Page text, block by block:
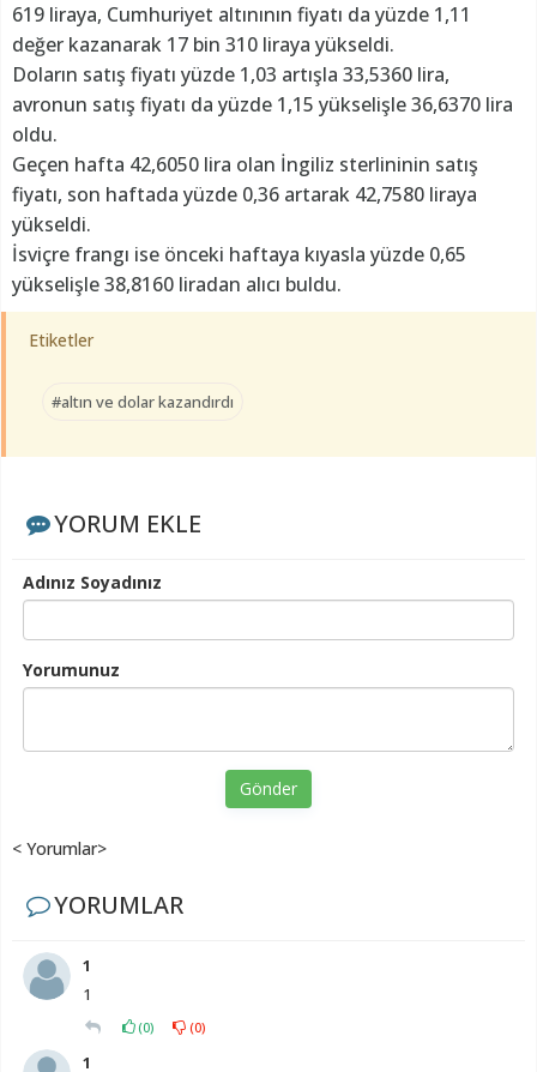
619 liraya, Cumhuriyet altınının fiyatı da yüzde 1,11
değer kazanarak 17 bin 310 liraya yükseldi.
Doların satış fiyatı yüzde 1,03 artışla 33,5360 lira,
avronun satış fiyatı da yüzde 1,15 yükselişle 36,6370 lira
oldu.
Geçen hafta 42,6050 lira olan İngiliz sterlininin satış
fiyatı, son haftada yüzde 0,36 artarak 42,7580 liraya
yükseldi.
İsviçre frangı ise önceki haftaya kıyasla yüzde 0,65
yükselişle 38,8160 liradan alıcı buldu.
Etiketler
#altın ve dolar kazandırdı
YORUM EKLE
Adınız Soyadınız
Yorumunuz
Gönder
< Yorumlar>
YORUMLAR
1
1
(0) (0)
1